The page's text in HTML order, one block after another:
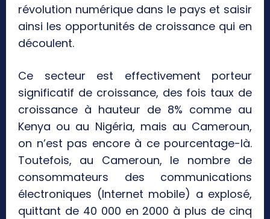
révolution numérique dans le pays et saisir
ainsi les opportunités de croissance qui en
découlent.
Ce secteur est effectivement porteur
significatif de croissance, des fois taux de
croissance à hauteur de 8% comme au
Kenya ou au Nigéria, mais au Cameroun,
on n’est pas encore à ce pourcentage-là.
Toutefois, au Cameroun, le nombre de
consommateurs des communications
électroniques (Internet mobile) a explosé,
quittant de 40 000 en 2000 à plus de cinq